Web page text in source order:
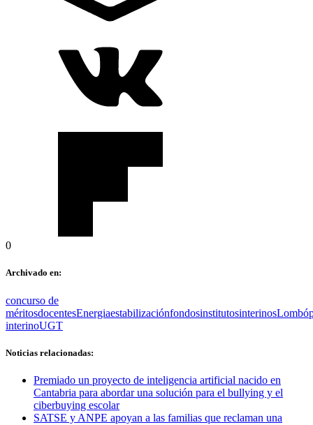
0
Archivado en:
concurso de
méritosdocentesEnergiaestabilizaciónfondosinstitutosinterinosLombó
interinoUGT
Noticias relacionadas:
Premiado un proyecto de inteligencia artificial nacido en
Cantabria para abordar una solución para el bullying y el
ciberbuying escolar
SATSE y ANPE apoyan a las familias que reclaman una